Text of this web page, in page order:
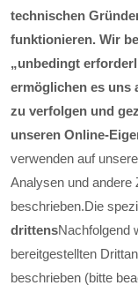
technischen
funktionieren. Wir
„unbedingt
ermöglichen es uns
zu verfolgen und
unseren Online-
verwenden auf
Analysen und andere
beschrieben.Die
drittensNachfolgend
bereitgestellten
beschrieben (bitte